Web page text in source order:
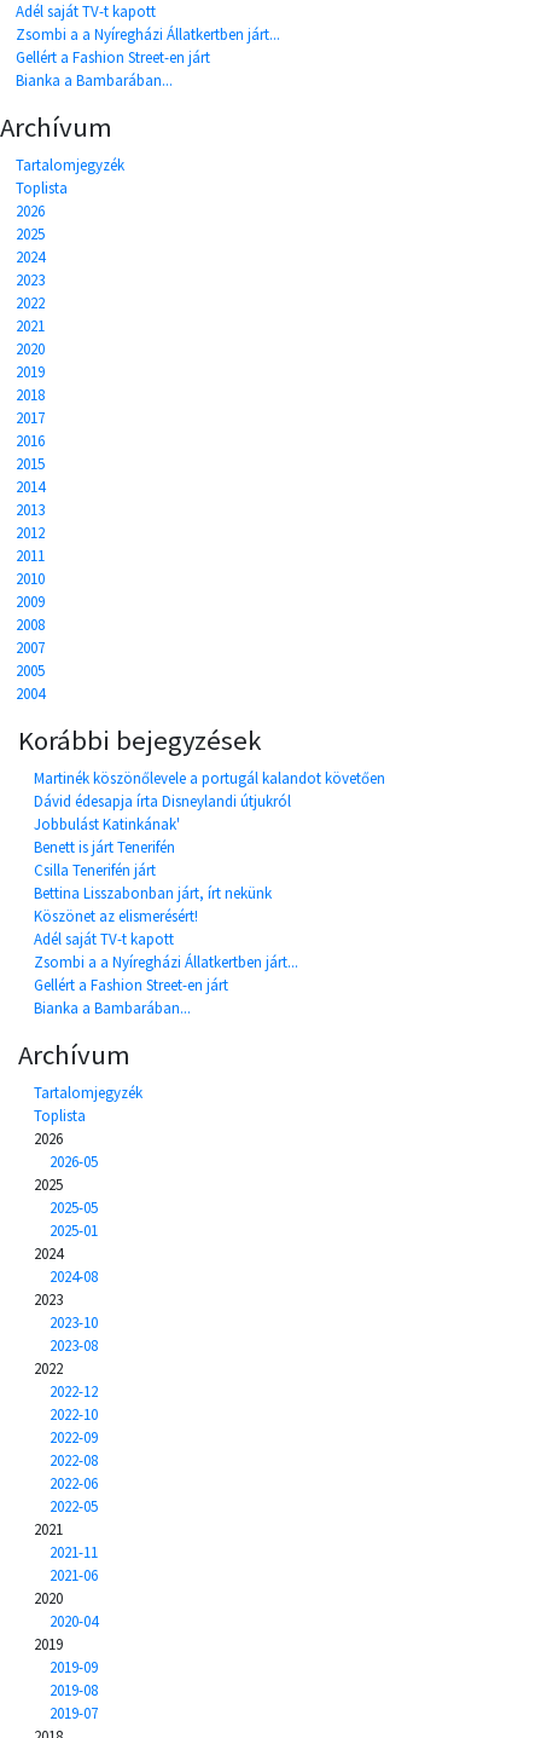
Adél saját TV-t kapott
Zsombi a a Nyíregházi Állatkertben járt...
Gellért a Fashion Street-en járt
Bianka a Bambarában...
Archívum
Tartalomjegyzék
Toplista
2026
2025
2024
2023
2022
2021
2020
2019
2018
2017
2016
2015
2014
2013
2012
2011
2010
2009
2008
2007
2005
2004
Korábbi bejegyzések
Martinék köszönőlevele a portugál kalandot követően
Dávid édesapja írta Disneylandi útjukról
Jobbulást Katinkának'
Benett is járt Tenerifén
Csilla Tenerifén járt
Bettina Lisszabonban járt, írt nekünk
Köszönet az elismerésért!
Adél saját TV-t kapott
Zsombi a a Nyíregházi Állatkertben járt...
Gellért a Fashion Street-en járt
Bianka a Bambarában...
Archívum
Tartalomjegyzék
Toplista
2026
2026-05
2025
2025-05
2025-01
2024
2024-08
2023
2023-10
2023-08
2022
2022-12
2022-10
2022-09
2022-08
2022-06
2022-05
2021
2021-11
2021-06
2020
2020-04
2019
2019-09
2019-08
2019-07